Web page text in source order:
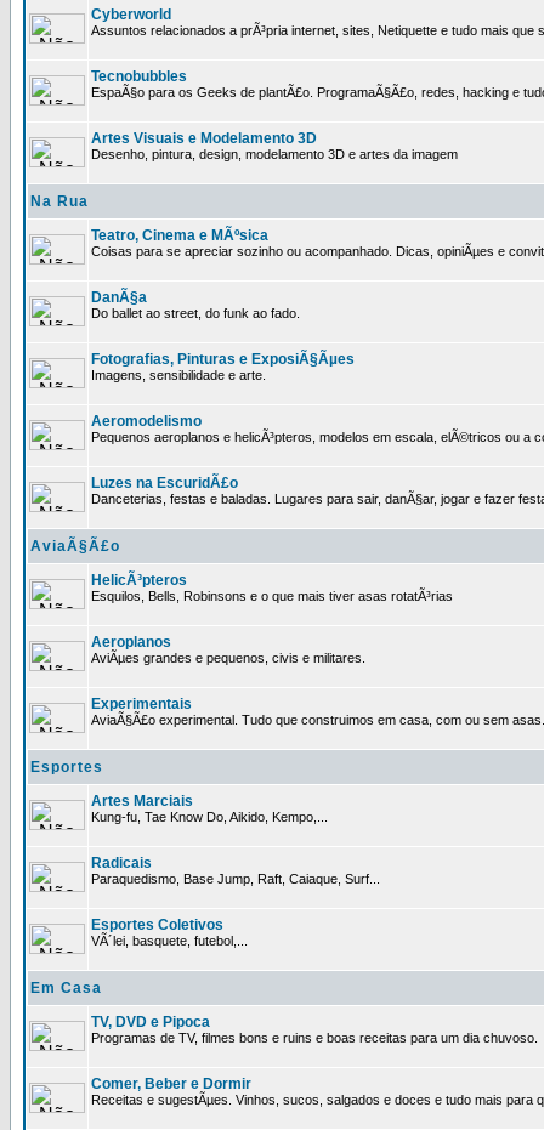
Cyberworld
Assuntos relacionados a prÃ³pria internet, sites, Netiquette e tudo mais que
Tecnobubbles
EspaÃ§o para os Geeks de plantÃ£o. ProgramaÃ§Ã£o, redes, hacking e
Artes Visuais e Modelamento 3D
Desenho, pintura, design, modelamento 3D e artes da imagem
Na Rua
Teatro, Cinema e MÃºsica
Coisas para se apreciar sozinho ou acompanhado. Dicas, opiniÃµes e
DanÃ§a
Do ballet ao street, do funk ao fado.
Fotografias, Pinturas e ExposiÃ§Ãµes
Imagens, sensibilidade e arte.
Aeromodelismo
Pequenos aeroplanos e helicÃ³pteros, modelos em escala, elÃ©tricos ou a
Luzes na EscuridÃ£o
Danceterias, festas e baladas. Lugares para sair, danÃ§ar, jogar e fazer
AviaÃ§Ã£o
HelicÃ³pteros
Esquilos, Bells, Robinsons e o que mais tiver asas rotatÃ³rias
Aeroplanos
AviÃµes grandes e pequenos, civis e militares.
Experimentais
AviaÃ§Ã£o experimental. Tudo que construimos em casa, com ou sem asas.
Esportes
Artes Marciais
Kung-fu, Tae Know Do, Aikido, Kempo,...
Radicais
Paraquedismo, Base Jump, Raft, Caiaque, Surf...
Esportes Coletivos
VÃ´lei, basquete, futebol,...
Em Casa
TV, DVD e Pipoca
Programas de TV, filmes bons e ruins e boas receitas para um dia chuvoso.
Comer, Beber e Dormir
Receitas e sugestÃµes. Vinhos, sucos, salgados e doces e tudo mais para